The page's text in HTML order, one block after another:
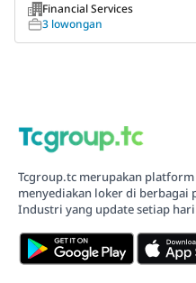
Financial Services
3 lowongan
Tcgroup.tc merupakan
menyediakan loker di
Industri yang update setiap hari